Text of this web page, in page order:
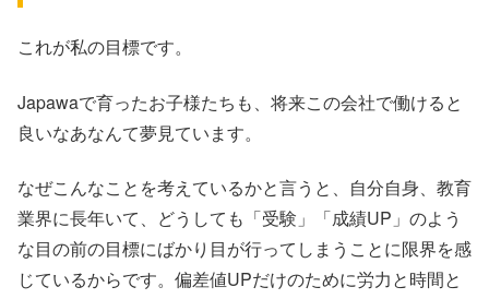
これが私の目標です。
Japawaで育ったお子様たちも、将来この会社で働けると
良いなあなんて夢見ています。
なぜこんなことを考えているかと言うと、自分自身、教育
業界に長年いて、どうしても「受験」「成績UP」のよう
な目の前の目標にばかり目が行ってしまうことに限界を感
じているからです。偏差値UPだけのために労力と時間と